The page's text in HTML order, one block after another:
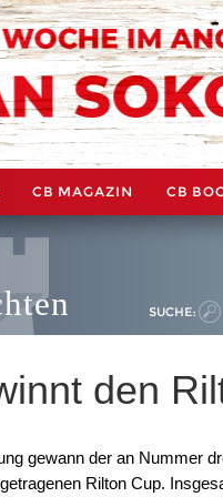
CB MAGAZIN CB
SUCHE:
den
gewann der an Nummer
Rilton Cup.